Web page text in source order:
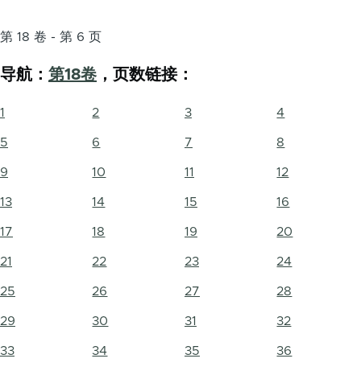
第 18 卷 - 第 6 页
导航： 第18卷 ，页数链接：
1 2 3 4
5 6 7 8
9 10 11 12
13 14 15 16
17 18 19 20
21 22 23 24
25 26 27 28
29 30 31 32
33 34 35 36